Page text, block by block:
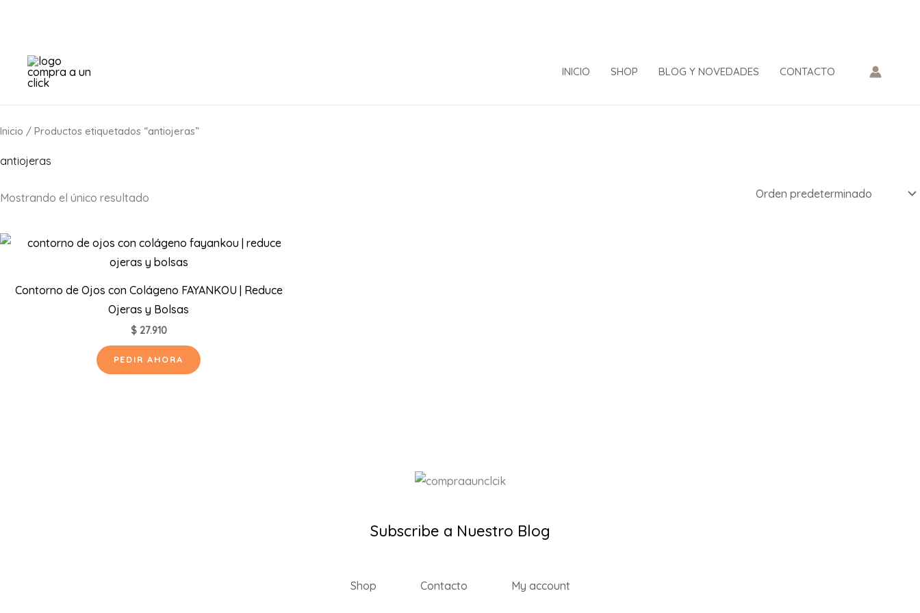
contenido
INICIO SHOP BLOG Y NOVEDADES CONTACTO
Inicio / Productos etiquetados “antiojeras”
antiojeras
Mostrando el único resultado
Contorno de Ojos con Colágeno FAYANKOU | Reduce
Ojeras y Bolsas
$27.910
PEDIR AHORA
Subscribe a Nuestro Blog
Shop Contacto My account